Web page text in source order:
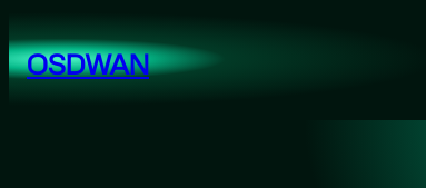
至
内OSDWAN